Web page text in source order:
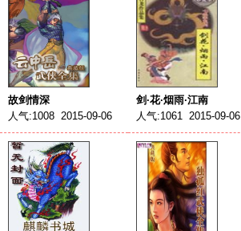
故剑情深
人气:1008 2015-09-06
剑·花·烟雨·江南
人气:1061 2015-09-06